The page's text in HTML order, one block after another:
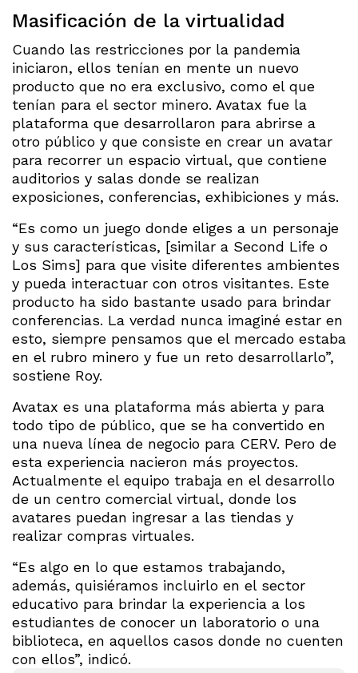
Masificación de la virtualidad
Cuando las restricciones por la pandemia
iniciaron, ellos tenían en mente un nuevo
producto que no era exclusivo, como el que
tenían para el sector minero. Avatax fue la
plataforma que desarrollaron para abrirse a
otro público y que consiste en crear un avatar
para recorrer un espacio virtual, que contiene
auditorios y salas donde se realizan
exposiciones, conferencias, exhibiciones y más.
“Es como un juego donde eliges a un personaje
y sus características, [similar a Second Life o
Los Sims] para que visite diferentes ambientes
y pueda interactuar con otros visitantes. Este
producto ha sido bastante usado para brindar
conferencias. La verdad nunca imaginé estar en
esto, siempre pensamos que el mercado estaba
en el rubro minero y fue un reto desarrollarlo”,
sostiene Roy.
Avatax es una plataforma más abierta y para
todo tipo de público, que se ha convertido en
una nueva línea de negocio para CERV. Pero de
esta experiencia nacieron más proyectos.
Actualmente el equipo trabaja en el desarrollo
de un centro comercial virtual, donde los
avatares puedan ingresar a las tiendas y
realizar compras virtuales.
“Es algo en lo que estamos trabajando,
además, quisiéramos incluirlo en el sector
educativo para brindar la experiencia a los
estudiantes de conocer un laboratorio o una
biblioteca, en aquellos casos donde no cuenten
con ellos”, indicó.